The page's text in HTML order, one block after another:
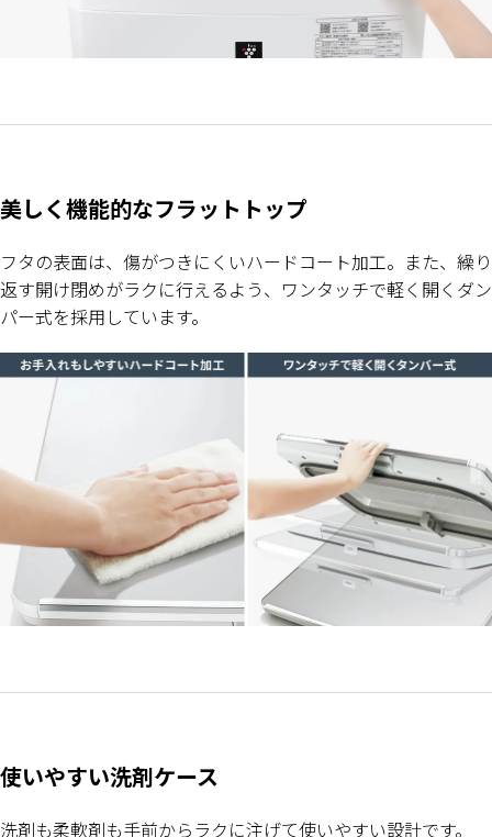
美しく機能的なフラットトップ
フタの表面は、傷がつきにくいハードコート加工。また、繰り
返す開け閉めがラクに行えるよう、ワンタッチで軽く開くダン
パー式を採用しています。
使いやすい洗剤ケース
洗剤も柔軟剤も手前からラクに注げて使いやすい設計です。